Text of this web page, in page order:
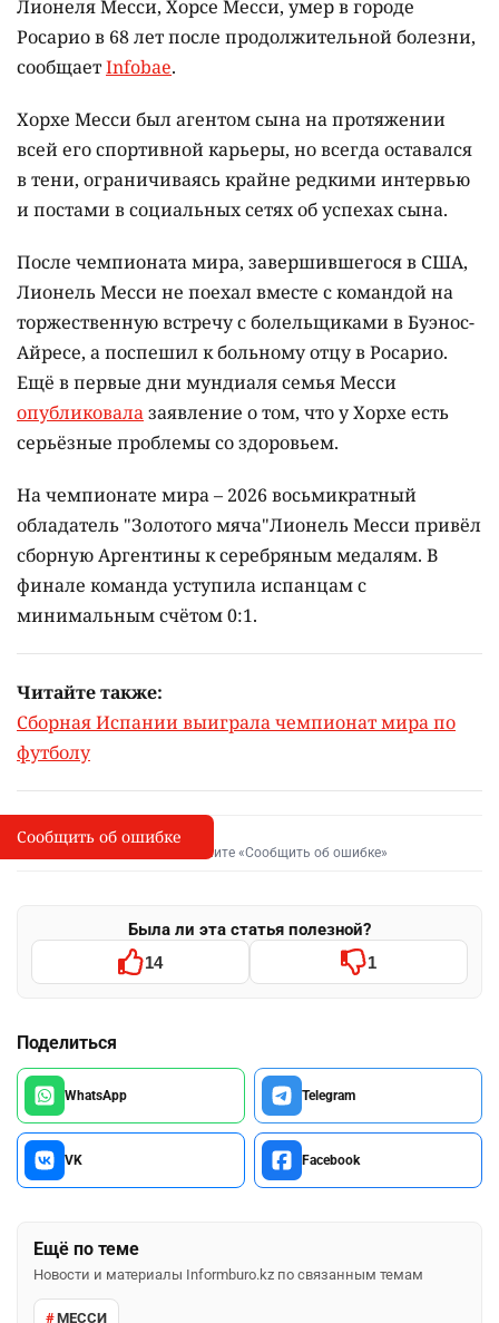
Лионеля Месси, Хорсе Месси, умер в городе
Росарио в 68 лет после продолжительной болезни,
сообщаетInfobae.
Хорхе Месси был агентом сына на протяжении
всей его спортивной карьеры, но всегда оставался
в тени, ограничиваясь крайне редкими интервью
и постами в социальных сетях об успехах сына.
После чемпионата мира, завершившегося в США,
Лионель Месси не поехал вместе с командой на
торжественную встречу с болельщиками в Буэнос-
Айресе, а поспешил к больному отцу в Росарио.
Ещё в первые дни мундиаля семья Месси
опубликовалазаявление о том, что у Хорхе есть
серьёзные проблемы со здоровьем.
На чемпионате мира – 2026 восьмикратный
обладатель "Золотого мяча"Лионель Месси привёл
сборную Аргентины к серебряным медалям. В
финале команда уступила испанцам с
минимальным счётом 0:1.
Читайте также:
Сборная Испании выиграла чемпионат мира по
футболу
I
Сообщить об опечатке
Выделите фрагмент и нажмите «Сообщить об ошибке»
Была ли эта статья полезной?
14 1
Поделиться
WhatsApp Telegram
VK Facebook
Ещё по теме
Новости и материалы Informburo.kz по связанным темам
МЕССИ
Сообщить об ошибке